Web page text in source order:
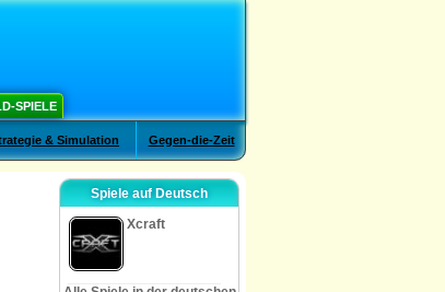
SPIELE
& Simulation Gegen-die-Zeit
Spiele auf Deutsch
Xcraft